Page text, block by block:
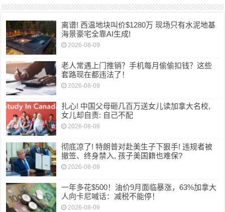
离谱! 西温地块叫价$1280万 现场只有水泥地基
海景豪宅全靠AI生成!
2026-08-09
老人常遇上门推销？手机每月偷偷扣钱？这些
套路现在都违法了！
2026-08-09
扎心! 中国父母砸几百万送女儿读加拿大名校,
女儿却自责: 自己不配
2026-08-09
彻底凉了! 特朗普对赴美生子下狠手! 违规者被
撤签、终身禁入, 孩子美国籍也难保?
2026-08-09
一年多花$500！油价9月面临暴涨，63%加拿大
人向卡尼喊话：减税不能停！
2026-08-09